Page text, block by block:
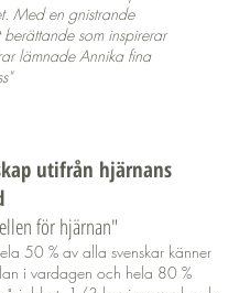
Med en gnistrande
som inspirerar
lämnade Annika fina
utifrån hjärnans
för hjärnan"
50 % av alla svenskar känner
i vardagen och hela 80 %